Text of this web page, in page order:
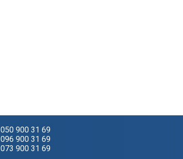
050 900 31 69
096 900 31 69
073 900 31 69